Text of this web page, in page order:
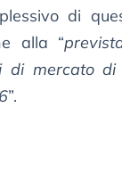
di
alla “
di mercato
”.